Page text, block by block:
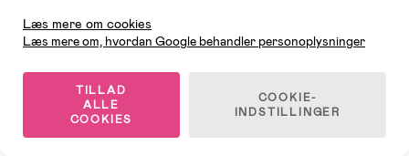
Læs mere om cookies
Læs mere om, hvordan Google behandler personoplysninger
TILLAD
ALLE
COOKIES
COOKIE-
INDSTILLINGER